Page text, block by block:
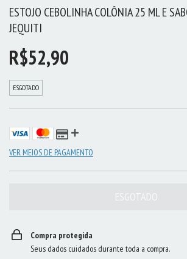
ESTOJO CEBOLINHA COLÔNIA 25 ML E
JEQUITI
R$52,90
ESGOTADO
VER MEIOS DE PAGAMENTO
Compra protegida
Seus dados cuidados durante toda a compra.